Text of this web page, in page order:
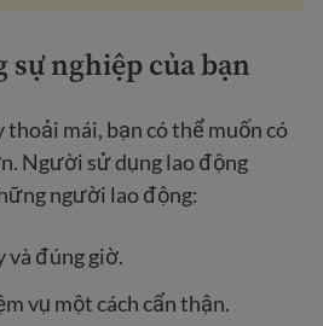
nghiệp của bạn
mái, bạn có thể muốn có
Người sử dụng lao động
người lao động:
và đúng giờ.
vụ một cách cẩn thận.